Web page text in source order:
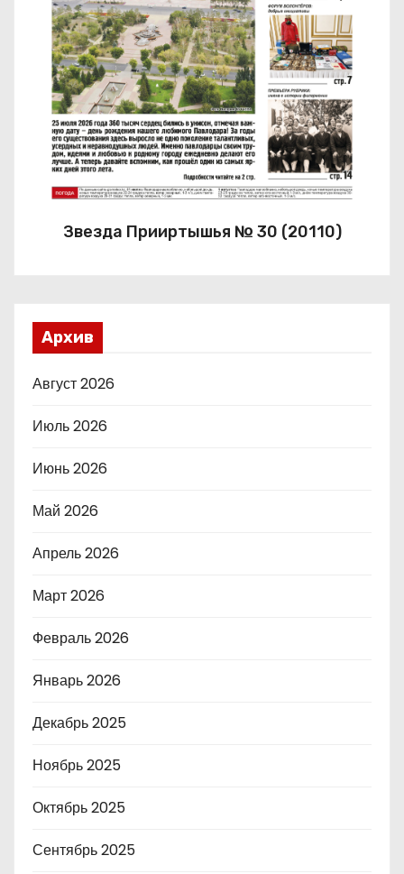
Звезда Прииртышья № 30 (20110)
Архив
Август 2026
Июль 2026
Июнь 2026
Май 2026
Апрель 2026
Март 2026
Февраль 2026
Январь 2026
Декабрь 2025
Ноябрь 2025
Октябрь 2025
Сентябрь 2025